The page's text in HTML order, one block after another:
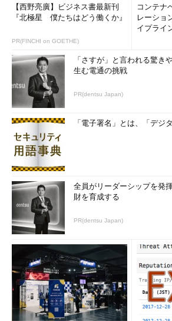
Start Menu 8の初期設定画面
インストールが完了すると、スタイルを選択するダイ
が表示される。Windows 7風の［スタート］メニュー
いのであれば、「初期設定のテーマ」を選択する。
（1） Windows 7風にするのならば、「初期設定の
マ」を選択する。
［スタート］ボタンや［スタート］メニ
［スタート］ボタン－［すべてのプログラ
8］－［Start Menu 8］を選択して開く、
定］ダイアログで変更できる。
【西野亮廣】ビジネス書最新刊
『北極星 僕たちはどう働くか』
PR(FINCHI on GOETHE)
コンテナ
レーショ
イプライ
「さすが」と言われる驚き
生む電通の挑戦
PR(dentsu Japan)
「電子署名」とは、「デジ
全員がリーダーシップを発
財を育成する
PR(dentsu Japan)